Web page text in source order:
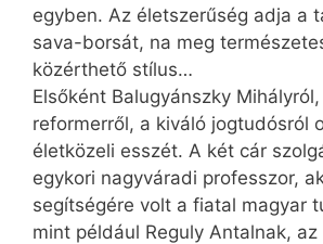
egyben. Az életszerűség adja a
sava-borsát, na meg
közérthető stílus…
Elsőként Balugyánszky Mihályról,
reformerről, a kiváló jogtudósról
életközeli esszét. A két cár
egykori nagyváradi professzor,
segítségére volt a fiatal magyar
mint például Reguly Antalnak, az